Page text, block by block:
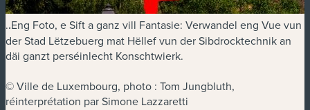
..Eng Foto, e Sift a ganz vill Fantasie: Verwandel eng Vue vun
der Stad Lëtzebuerg mat Hëllef vun der Sibdrocktechnik an
däi ganzt perséinlecht Konschtwierk.
© Ville de Luxembourg, photo : Tom Jungbluth,
réinterprétation par Simone Lazzaretti